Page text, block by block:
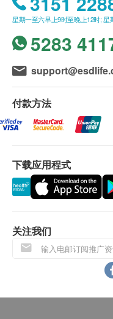
报告：
检查前医生咨询
进行检查后，一
进检查报告，
期。 轮侯报告讲
长。
此服务计划不可
产品及服务。
此服务计划不可
客人进行项目前
心 所安排之项目
如有任何争议，
学诊断中心将保
显示地图
星期六：9:00a.m. –
星期一至六早上9时至晚上12时; 星
5283
付款方法
下载应用程式
关注我们